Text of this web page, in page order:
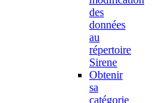
des
données
au
répertoire
Sirene
Obtenir
sa
catégorie